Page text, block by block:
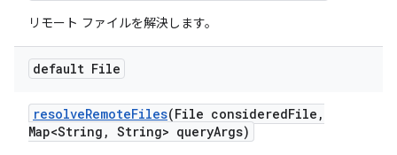
リモート ファイルを解決します。
default File
resolveRemoteFiles(File consideredFile ,
Map<String , String> queryArgs)